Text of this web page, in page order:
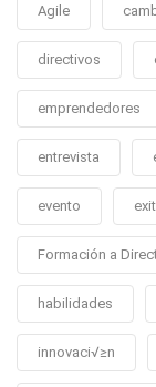
Agile
directivos
emprendedores
entrevista
evento
Formación a
habilidades
innovaci√≥n